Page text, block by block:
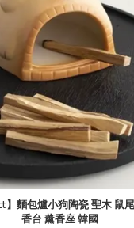
】麵包爐小狗陶瓷 聖木 鼠
香台 薰香座 韓國